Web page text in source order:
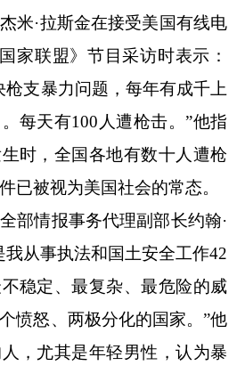
·拉斯金在接受美国有线电
家联盟》节目采访时表示：
枪支暴力问题，每年有成千上
每天有100人遭枪击。”他指
时，全国各地有数十人遭枪
已被视为美国社会的常态。
情报事务代理副部长约翰·
我从事执法和国土安全工作42
稳定、最复杂、最危险的威
愤怒、两极分化的国家。”他
，尤其是年轻男性，认为暴